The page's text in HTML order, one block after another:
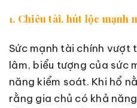
1. Chiêu tài, hút lộc mạnh
Sức mạnh tài chính vượt
lâm, biểu tượng của sức
năng kiểm soát. Khi hổ
rằng gia chủ có khả